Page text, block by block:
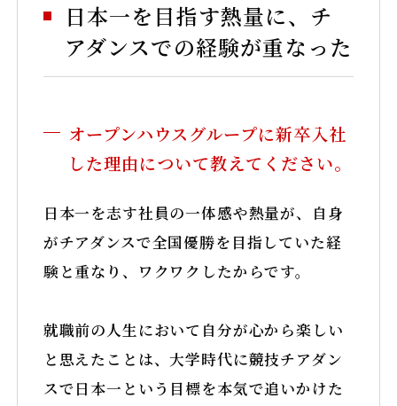
©2025 Open House Group Co.,LTD. All Rights Reserved.
YouTube
日本一を目指す熱量に、チ
アダンスでの経験が重なった
オープンハウスグループに新卒入社
した理由について教えてください。
日本一を志す社員の一体感や熱量が、自身
がチアダンスで全国優勝を目指していた経
験と重なり、ワクワクしたからです。
就職前の人生において自分が心から楽しい
と思えたことは、大学時代に競技チアダン
スで日本一という目標を本気で追いかけた